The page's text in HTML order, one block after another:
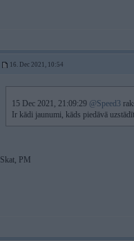
16. Dec 2021, 10:54
15 Dec 2021, 21:09:29 @Speed3
Ir kādi jaunumi, kāds piedāvā
Skat, PM